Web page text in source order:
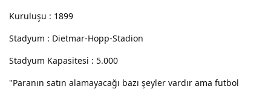
Kuruluşu : 1899
Stadyum : Dietmar-Hopp-Stadion
Stadyum Kapasitesi : 5.000
"Paranın satın alamayacağı bazı şeyler vardır ama futbol